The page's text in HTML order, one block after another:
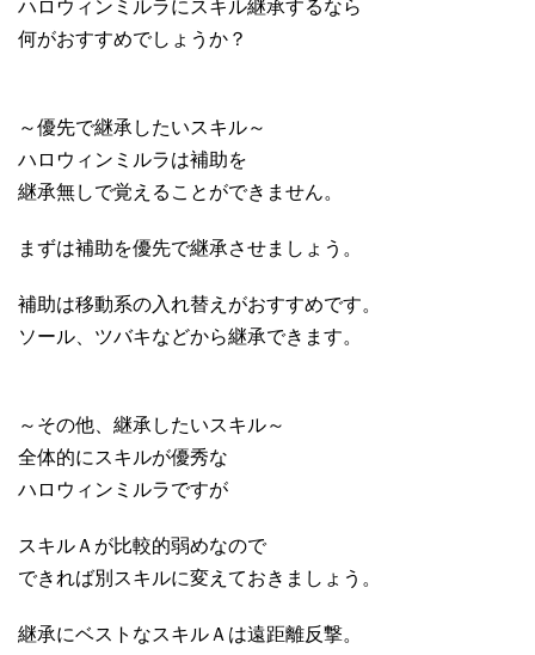
ハロウィンミルラにスキル継承するなら
何がおすすめでしょうか？
～優先で継承したいスキル～
ハロウィンミルラは補助を
継承無しで覚えることができません。
まずは補助を優先で継承させましょう。
補助は移動系の入れ替えがおすすめです。
ソール、ツバキなどから継承できます。
～その他、継承したいスキル～
全体的にスキルが優秀な
ハロウィンミルラですが
スキルＡが比較的弱めなので
できれば別スキルに変えておきましょう。
継承にベストなスキルＡは遠距離反撃。